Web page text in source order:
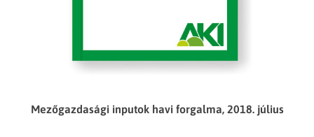
Mezőgazdasági inputok havi forgalma, 2018. július